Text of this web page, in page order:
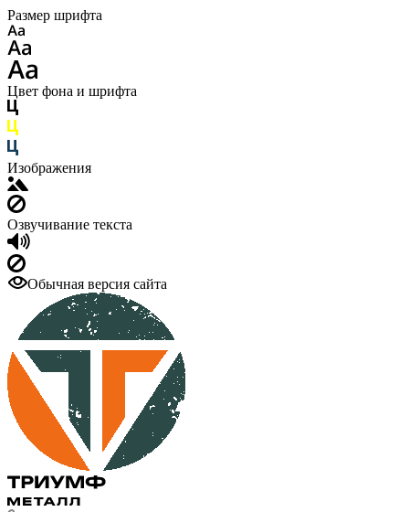
Размер шрифта
Цвет фона и шрифта
Изображения
Озвучивание текста
Обычная версия сайта